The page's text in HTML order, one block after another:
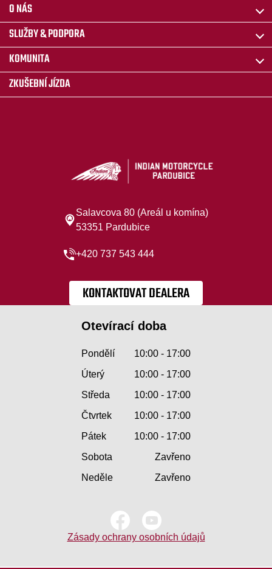
O NÁS
SLUŽBY & PODPORA
KOMUNITA
ZKUŠEBNÍ JÍZDA
Salavcova 80 (Areál u komína)
53351 Pardubice
+420 737 543 444
KONTAKTOVAT DEALERA
Otevírací doba
Pondělí
10:00 - 17:00
Úterý
10:00 - 17:00
Středa
10:00 - 17:00
Čtvrtek
10:00 - 17:00
Pátek
10:00 - 17:00
Sobota
Zavřeno
Neděle
Zavřeno
Zásady ochrany osobních údajů